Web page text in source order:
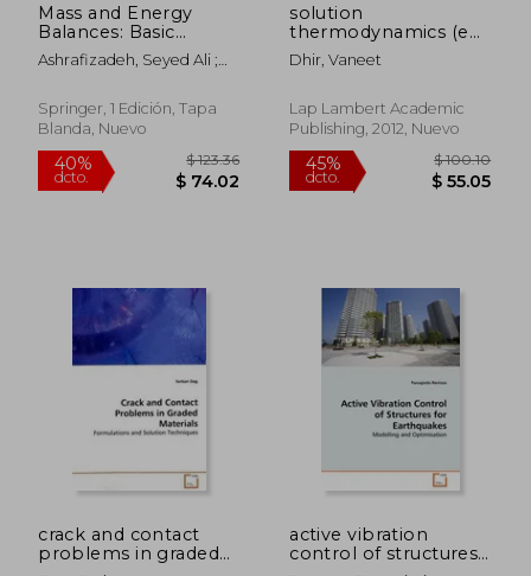
Mass and Energy
Balances: Basic
Principles for
Calculation, Design,
Macro/Nano Systems
(en Inglés)
Ashrafizadeh, Seyed Ali ;
Springer, 1 Edición, Tapa
Blanda, Nuevo
40%
solution
thermodynamics (en
Inglés)
Dhir, Vaneet
Lap Lambert Academic
Publishing, 2012, Nuevo
45%
dcto.
crack and contact
problems in graded
active vibration
control of structures